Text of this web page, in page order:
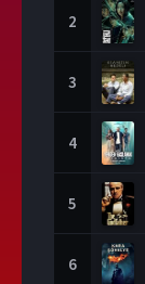
2
3
4
5
6